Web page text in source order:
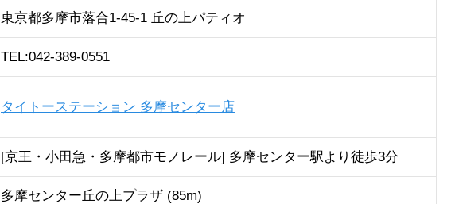
東京都多摩市落合1-45-1 丘の上パティオ
TEL:042-389-0551
タイトーステーション 多摩センター店
[京王・小田急・多摩都市モノレール] 多摩センター駅より徒歩3分
多摩センター丘の上プラザ (85m)